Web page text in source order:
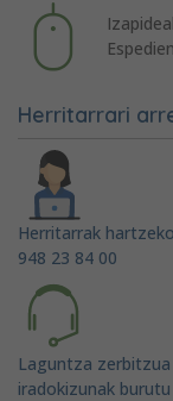
Herritarrari
Herritarrak
948 23 84 00
Laguntza
iradokizunak